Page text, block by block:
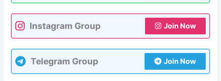
Instagram Group Join Now
Telegram Group Join Now